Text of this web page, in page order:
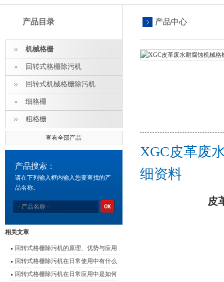
产品目录
机械格栅
回转式格栅除污机
回转式机械格栅除污机
细格栅
粗格栅
查看全部产品
产品搜索：
请在下列输入框内输入您要查找的产
品名称。
相关文章
回转式格栅除污机的原理、优势与应用
回转式格栅除污机在日常使用中有什么
优点？
回转式格栅除污机在日常应用中是如何
产品中心
XGC皮革废
细资料
皮